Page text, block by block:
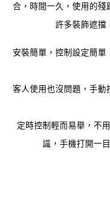
合，時間一久，使用的殘
許多裝飾遮擋
安裝簡單，控制設定簡
客人使用也沒問題，手動
定時控制輕而易舉，不
識，手機打開一